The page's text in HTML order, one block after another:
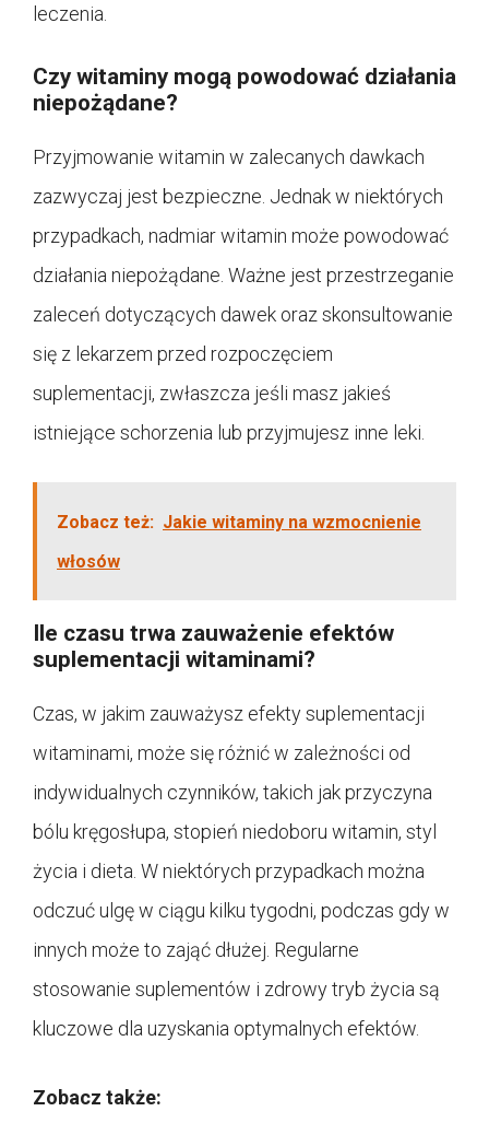
leczenia.
Czy witaminy mogą powodować działania
niepożądane?
Przyjmowanie witamin w zalecanych dawkach
zazwyczaj jest bezpieczne. Jednak w niektórych
przypadkach, nadmiar witamin może powodować
działania niepożądane. Ważne jest przestrzeganie
zaleceń dotyczących dawek oraz skonsultowanie
się z lekarzem przed rozpoczęciem
suplementacji, zwłaszcza jeśli masz jakieś
istniejące schorzenia lub przyjmujesz inne leki.
Zobacz też: Jakie witaminy na wzmocnienie
włosów
Ile czasu trwa zauważenie efektów
suplementacji witaminami?
Czas, w jakim zauważysz efekty suplementacji
witaminami, może się różnić w zależności od
indywidualnych czynników, takich jak przyczyna
bólu kręgosłupa, stopień niedoboru witamin, styl
życia i dieta. W niektórych przypadkach można
odczuć ulgę w ciągu kilku tygodni, podczas gdy w
innych może to zająć dłużej. Regularne
stosowanie suplementów i zdrowy tryb życia są
kluczowe dla uzyskania optymalnych efektów.
Zobacz także: